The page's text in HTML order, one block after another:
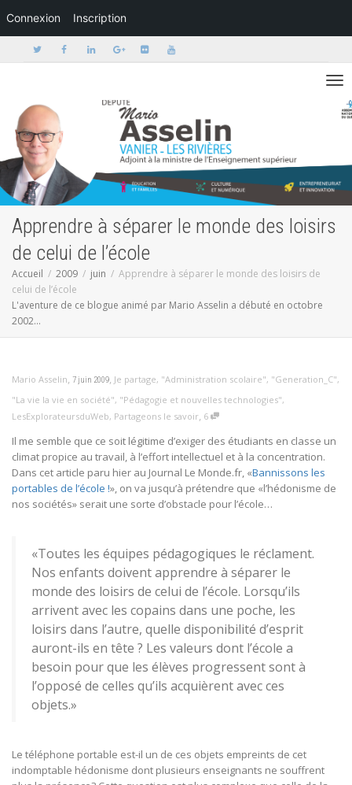
Connexion Inscription
Activer/
Apprendre à séparer le monde des loisirs
de celui de l’école
Accueil 2009 juin
Apprendre à séparer le monde des loisirs de
celui de l’école
L'aventure de ce blogue animé par Mario Asselin a débuté en octobre
2002...
Mario Asselin, 7 juin 2009, Je partage, "Administration scolaire", "Generation_C",
"La vie la vie en société", "Pédagogie et nouvelles technologies",
LesExplorateursduWeb, Partageons le savoir, 6
Il me semble que ce soit légitime d’exiger des étudiants en classe un
climat propice au travail, à l’effort intellectuel et à la concentration.
Dans cet article paru hier au Journal Le Monde.fr, «Bannissons les
portables de l’école !», on va jusqu’à prétendre que «l’hédonisme de
nos sociétés» serait une sorte d’obstacle pour l’école…
«Toutes les équipes pédagogiques le réclament.
Nos enfants doivent apprendre à séparer le
monde des loisirs de celui de l’école. Lorsqu’ils
arrivent avec les copains dans une poche, les
loisirs dans l’autre, quelle disponibilité d’esprit
auront-ils en tête ? Les valeurs dont l’école a
besoin pour que les élèves progressent sont à
l’opposé de celles qu’ils acquièrent avec ces
objets.»
Le téléphone portable est-il un de ces objets empreints de cet
indomptable hédonisme dont plusieurs enseignants ne souffrent